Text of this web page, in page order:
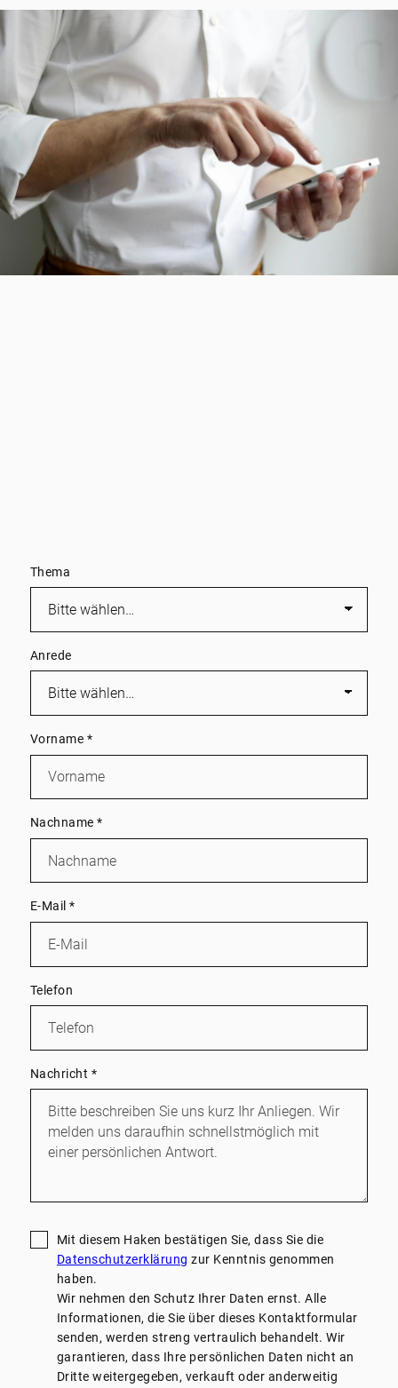
Wie dürfen wir Sie
unterstützen?
Gerne beraten wir Sie zu Ihren Möglichkeiten rund
ums Mieten. Sprechen Sie uns einfach an, wir
freuen uns darauf, Sie kennenzulernen.
Erfahrenes Team, das genau zuhört und
Ihre Vision versteht
Breites Netzwerk und Insider-Kenntnisse
Thema
Anrede
Vorname *
Nachname*
E-Mail*
Telefon
Nachricht *
Mit diesem Haken bestätigen Sie, dass Sie die
Datenschutzerklärung zur Kenntnis genommen
haben.
Wir nehmen den Schutz Ihrer Daten ernst. Alle
Informationen, die Sie über dieses Kontaktformular
senden, werden streng vertraulich behandelt. Wir
garantieren, dass Ihre persönlichen Daten nicht an
Dritte weitergegeben, verkauft oder anderweitig